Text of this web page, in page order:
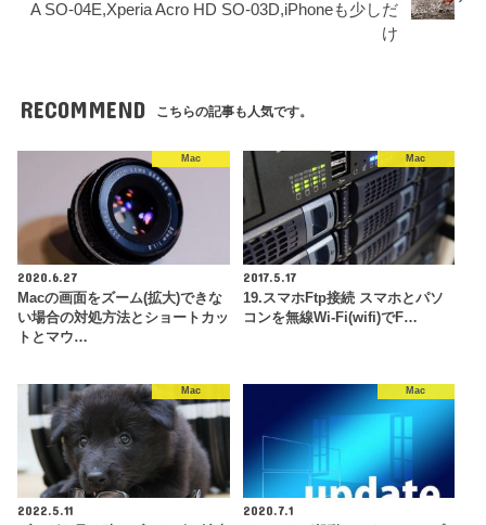
A SO-04E,Xperia Acro HD SO-03D,iPhoneも少しだ
け
RECOMMEND こちらの記事も人気です。
Mac
2020.6.27
Macの画面をズーム(拡大)できな
い場合の対処方法とショートカッ
トとマウ…
Mac
2017.5.17
19.スマホFtp接続 スマホとパソ
コンを無線Wi-Fi(wifi)でF…
Mac
2022.5.11
Mac
2020.7.1